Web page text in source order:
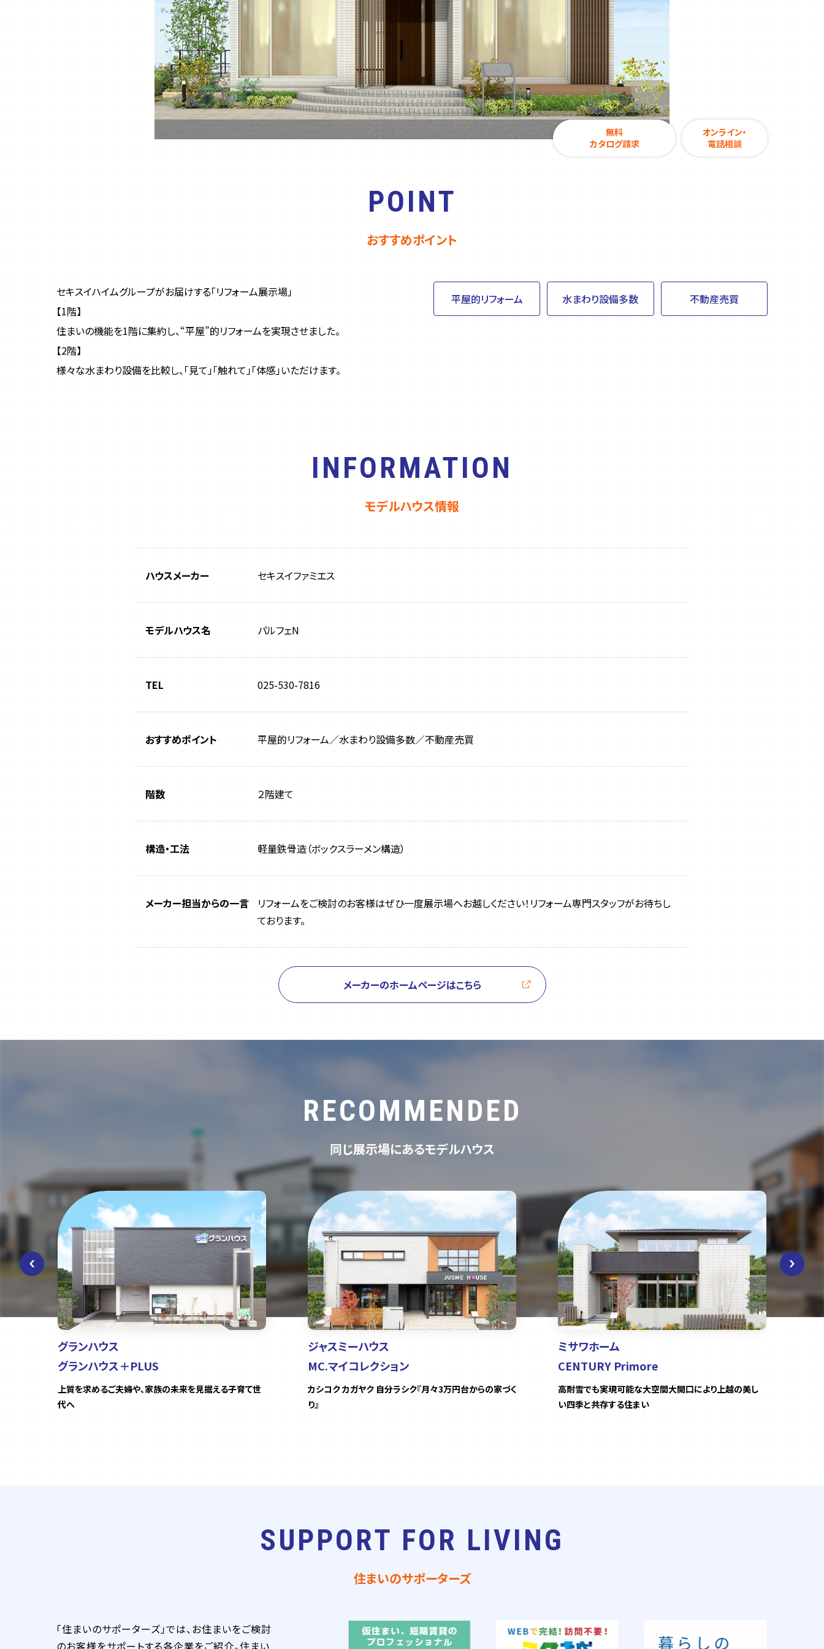
無料
カタログ請求
オンライン・
電話相談
POINT
おすすめポイント
セキスイハイムグループがお届けする「リフォーム展示場」
【1階】
住まいの機能を1階に集約し、“平屋”的リフォームを実現させました。
【2階】
様々な水まわり設備を比較し、「見て」「触れて」「体感」いただけます。
平屋的リフォーム 水まわり設備多数 不動産売買
INFORMATION
モデルハウス情報
ハウスメーカー セキスイファミエス
モデルハウス名 パルフェN
TEL 025-530-7816
おすすめポイント 平屋的リフォーム／水まわり設備多数／不動産売買
階数 ２階建て
構造・工法 軽量鉄骨造（ボックスラーメン構造）
メーカー担当からの一言 リフォームをご検討のお客様はぜひ一度展示場へお越しください！リフォーム専門スタッフがお待ちし
ております。
メーカーのホームページはこちら
RECOMMENDED
同じ展示場にあるモデルハウス
グランハウス
グランハウス＋PLUS
上質を求めるご夫婦や、家族の未来を見据える子育て世
代へ
ジャスミーハウス
MC.マイコレクション
カシコク カガヤク 自分ラシク『月々3万円台からの家づく
り』
ミサワホーム
CENTURY Primore
高耐雪でも実現可能な大空間大開口により上越の美し
い四季と共存する住まい
ク
SUPPORT FOR LIVING
住まいのサポーターズ
「住まいのサポーターズ」では、お住まいをご検討
のお客様をサポートする各企業をご紹介。住まい